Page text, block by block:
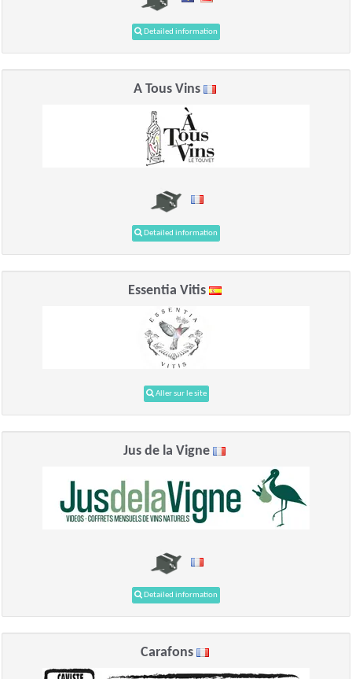
Detailed information
A Tous Vins
Detailed information
Essentia Vitis
Aller sur le site
Jus de la Vigne
Detailed information
Carafons